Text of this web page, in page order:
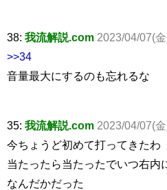
38: 我流解説.com 2023/04/07(
>>34
音量最大にするのも忘れるな
35: 我流解説.com 2023/04/07(
今ちょうど初めて打ってきたわ
当たったら当たったでいつ右内
なんだかだった